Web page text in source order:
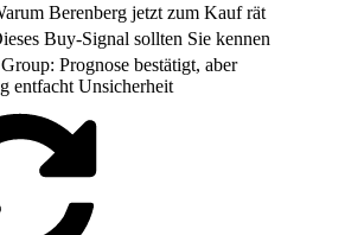
Berenberg jetzt zum Kauf rät
Buy-Signal sollten Sie kennen
Prognose bestätigt, aber
entfacht Unsicherheit